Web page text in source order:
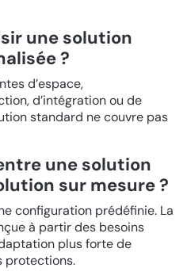
une solution
?
d’espace,
d’intégration ou de
standard ne couvre pas
une solution
sur mesure ?
configuration prédéfinie. La
à partir des besoins
plus forte de
protections.